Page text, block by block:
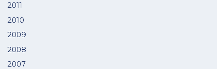
2011
2010
2009
2008
2007